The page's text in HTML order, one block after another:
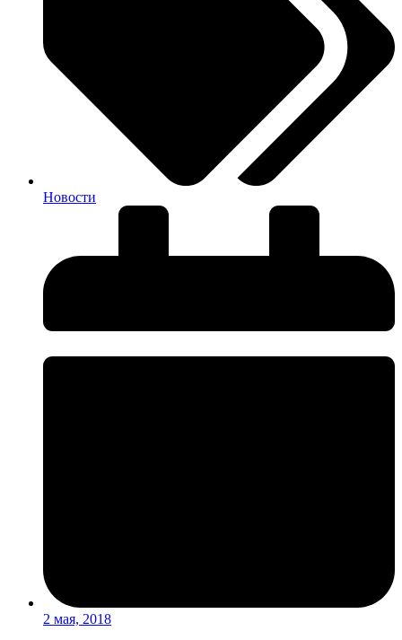
Новости
2 мая, 2018